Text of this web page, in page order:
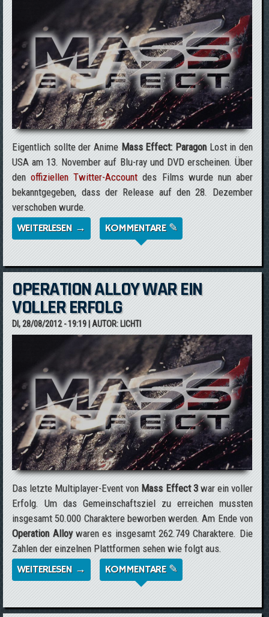
Eigentlich sollte der AnimeMass Effect: ParagonLost in den
USA am 13. November auf Blu-ray und DVD erscheinen. Über
denoffiziellen Twitter-Accountdes Films wurde nun aber
bekanntgegeben, dass der Release auf den 28. Dezember
verschoben wurde.
WEITERLESEN → ÜBER RELEASE VON MASS EFFECT:
PARAGON LOST VERSCHOBEN
KOMMENTARE ✎
OPERATION ALLOY WAR EIN
VOLLER ERFOLG
DI, 28/08/2012 - 19:19| AUTOR:LICHTI
Das letzte Multiplayer-Event vonMass Effect 3war ein voller
Erfolg. Um das Gemeinschaftsziel zu erreichen mussten
insgesamt 50.000 Charaktere beworben werden. Am Ende von
Operation Alloywaren es insgesamt 262.749 Charaktere. Die
Zahlen der einzelnen Plattformen sehen wie folgt aus.
WEITERLESEN → ÜBER OPERATION ALLOY WAR EIN VOLLER
ERFOLG
KOMMENTARE ✎